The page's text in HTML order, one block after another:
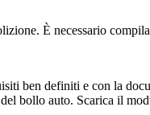
È necessario
ben definiti e con la
bollo auto. Scarica il